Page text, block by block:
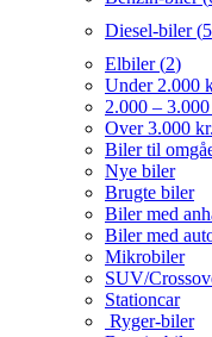
Diesel-biler (5
Elbiler (2)
Under 2.000
2.000 –
Over 3.000 kr.
Biler til
Nye biler
Brugte biler
Biler med
Biler med
Mikrobiler
SUV/
Stationcar
Ryger-biler